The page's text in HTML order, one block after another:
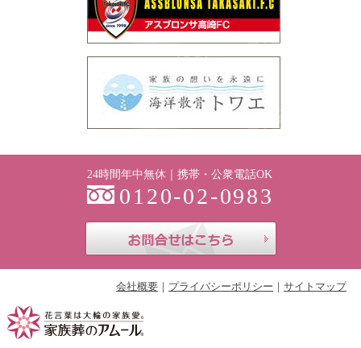
24時間年中無休｜携帯・公衆電話OK
0120-02-0983
会社概要 プライバシーポリシー サイトマップ